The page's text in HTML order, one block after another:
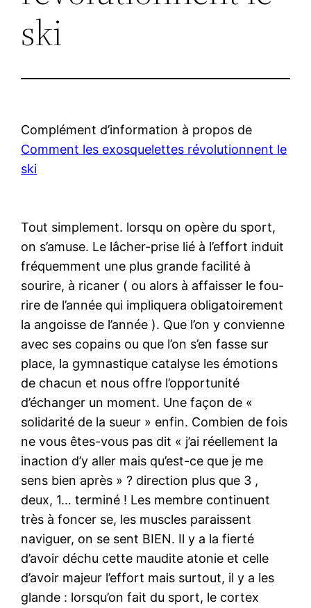
ski
Complément d’information à propos de
Comment les exosquelettes révolutionnent le
ski
Tout simplement. lorsqu on opère du sport,
on s’amuse. Le lâcher-prise lié à l’effort induit
fréquemment une plus grande facilité à
sourire, à ricaner ( ou alors à affaisser le fou-
rire de l’année qui impliquera obligatoirement
la angoisse de l’année ). Que l’on y convienne
avec ses copains ou que l’on s’en fasse sur
place, la gymnastique catalyse les émotions
de chacun et nous offre l’opportunité
d’échanger un moment. Une façon de «
solidarité de la sueur » enfin. Combien de fois
ne vous êtes-vous pas dit « j’ai réellement la
inaction d’y aller mais qu’est-ce que je me
sens bien après » ? direction plus que 3 ,
deux, 1… terminé ! Les membre continuent
très à foncer se, les muscles paraissent
naviguer, on se sent BIEN. Il y a la fierté
d’avoir déchu cette maudite atonie et celle
d’avoir majeur l’effort mais surtout, il y a les
glande : lorsqu’on fait du sport, le cortex